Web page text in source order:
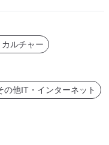
ルチャー
の他IT・インターネット